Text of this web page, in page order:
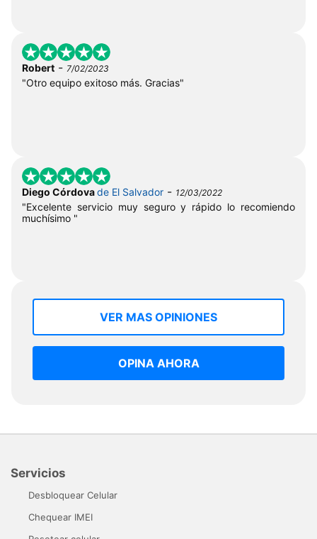
Robert - 7/02/2023
"Otro equipo exitoso más. Gracias"
Diego Córdovade El Salvador - 12/03/2022
"Excelente servicio muy seguro y rápido lo recomiendo
muchísimo "
VER MAS OPINIONES
OPINA AHORA
Servicios
Desbloquear Celular
Chequear IMEI